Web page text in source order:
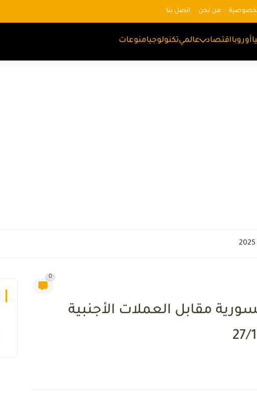
من نحن اتصل بنا
أوروبااقتصاد عالميتكنولوجيامنوعات
0
مقابل العملات الأجنبية